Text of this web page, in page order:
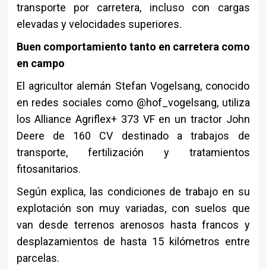
transporte por carretera, incluso con cargas
elevadas y velocidades superiores.
Buen comportamiento tanto en carretera como
en campo
El agricultor alemán Stefan Vogelsang, conocido
en redes sociales como @hof_vogelsang, utiliza
los Alliance Agriflex+ 373 VF en un tractor John
Deere de 160 CV destinado a trabajos de
transporte, fertilización y tratamientos
fitosanitarios.
Según explica, las condiciones de trabajo en su
explotación son muy variadas, con suelos que
van desde terrenos arenosos hasta francos y
desplazamientos de hasta 15 kilómetros entre
parcelas.